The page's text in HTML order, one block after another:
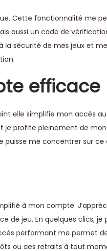
Cette fonctionnalité me
aussi un code de
la sécurité de mes jeux et me
efficace
elle simplifie mon accès
je profite pleinement de mon
puisse me concentrer sur ce
à mon compte.
de jeu. En quelques clics, je
performant me permet
ou des retraits à tout